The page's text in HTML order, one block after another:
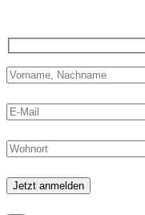
Please leave this field empty.